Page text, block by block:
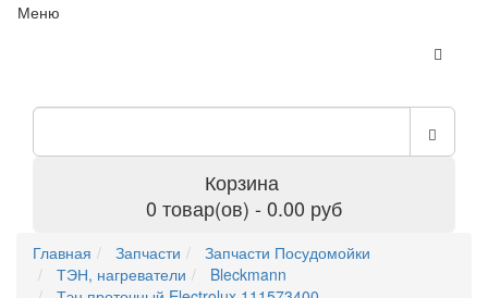
Меню
Корзина
0 товар(ов) - 0.00 руб
Главная Запчасти
Запчасти Посудомойки
ТЭН, нагреватели
Bleckmann